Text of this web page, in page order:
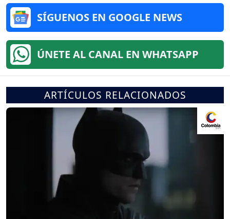
SÍGUENOS EN GOOGLE NEWS
ÚNETE AL CANAL EN WHATSAPP
ARTÍCULOS RELACIONADOS